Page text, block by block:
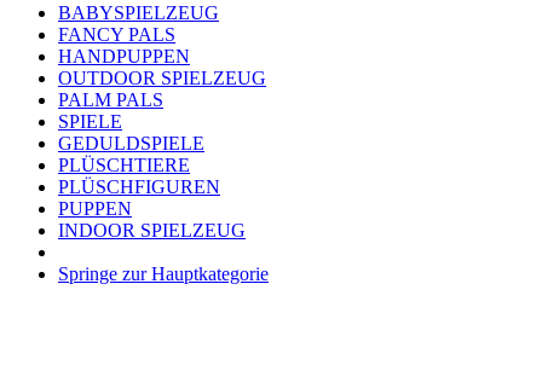
BABYSPIELZEUG
FANCY PALS
HANDPUPPEN
OUTDOOR SPIELZEUG
PALM PALS
SPIELE
GEDULDSPIELE
PLÜSCHTIERE
PLÜSCHFIGUREN
PUPPEN
INDOOR SPIELZEUG
Springe zur Hauptkategorie